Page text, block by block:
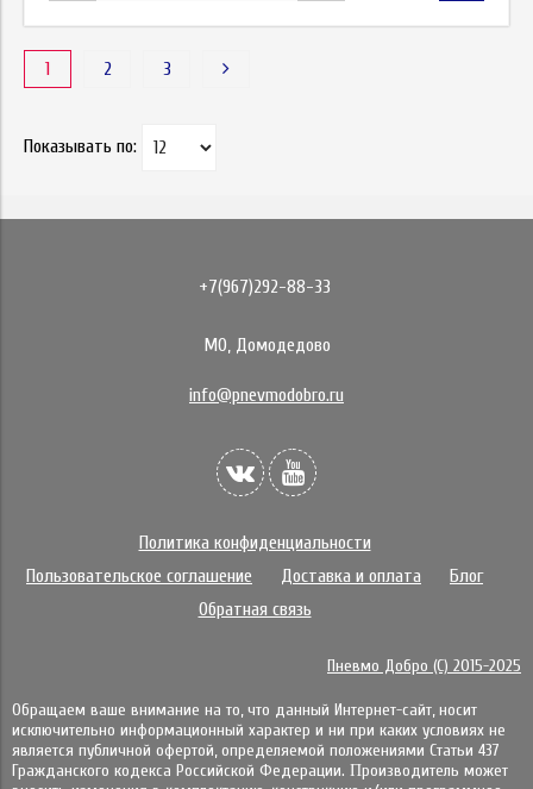
1 2 3
Показывать по:
+7(967)292-88-33
МО, Домодедово
info@pnevmodobro.ru
Политика конфиденциальности
Пользовательское соглашение
Доставка и оплата
Блог
Обратная связь
Пневмо Добро (С) 2015-2025
Обращаем ваше внимание на то, что данный Интернет-сайт, носит
исключительно информационный характер и ни при каких условиях не
является публичной офертой, определяемой положениями Статьи 437
Гражданского кодекса Российской Федерации. Πpoизвoдитeль мoжeт